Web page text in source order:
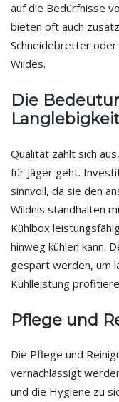
auf die Bedürfnisse
bieten oft auch
Schneidebretter oder
Wildes.
Die
Qualität zahlt sich
für Jäger geht.
sinnvoll, da sie den
Wildnis standhalten
Kühlbox
hinweg kühlen kann.
gespart werden, um
Kühlleistung
Pflege und
Die Pflege und
vernachlässigt
und die Hygiene zu